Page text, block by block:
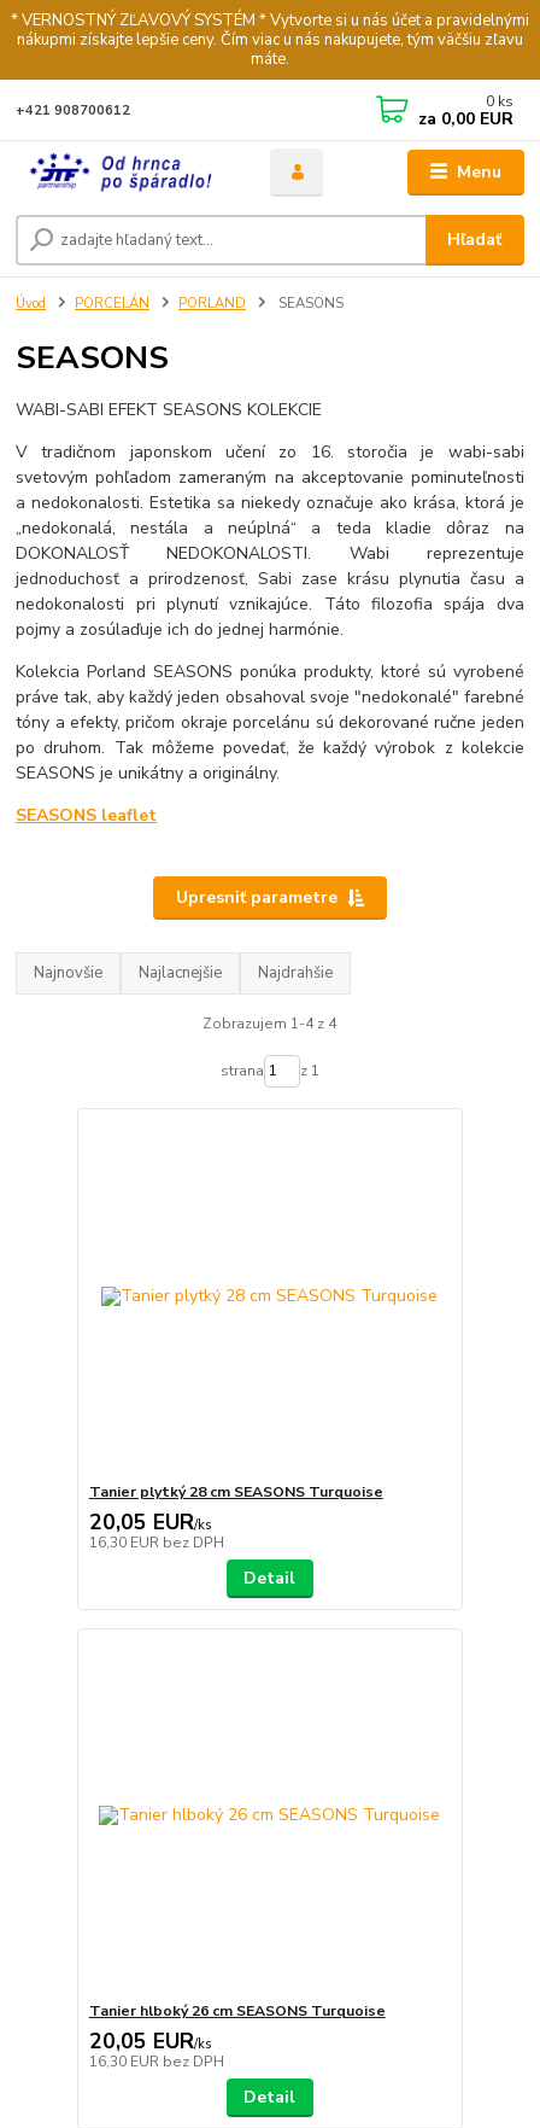
* VERNOSTNÝ ZĽAVOVÝ SYSTÉM * Vytvorte si u nás účet a pravidelnými
nákupmi získajte lepšie ceny. Čím viac u nás nakupujete, tým väčšiu zľavu
máte.
Menu
Hľadať
+421 908700612 0 ks
za 0,00 EUR
Úvod PORCELÁN PORLAND SEASONS
SEASONS
WABI-SABI EFEKT SEASONS KOLEKCIE
V tradičnom japonskom učení zo 16. storočia je wabi-sabi
svetovým pohľadom zameraným na akceptovanie pominuteľnosti
a nedokonalosti. Estetika sa niekedy označuje ako krása, ktorá je
„nedokonalá, nestála a neúplná“ a teda kladie dôraz na
DOKONALOSŤ NEDOKONALOSTI. Wabi reprezentuje
jednoduchosť a prirodzenosť, Sabi zase krásu plynutia času a
nedokonalosti pri plynutí vznikajúce. Táto filozofia spája dva
pojmy a zosúlaďuje ich do jednej harmónie.
Kolekcia Porland SEASONS ponúka produkty, ktoré sú vyrobené
práve tak, aby každý jeden obsahoval svoje "nedokonalé" farebné
tóny a efekty, pričom okraje porcelánu sú dekorované ručne jeden
po druhom. Tak môžeme povedať, že každý výrobok z kolekcie
SEASONS je unikátny a originálny.
SEASONS leaflet
Upresniť parametre
Najnovšie Najlacnejšie Najdrahšie
Zobrazujem 1-4 z 4
strana z 1
Tanier plytký 28 cm SEASONS Turquoise
20,05 EUR/ks
16,30 EUR bez DPH
Detail
Tanier hlboký 26 cm SEASONS Turquoise
20,05 EUR/ks
16,30 EUR bez DPH
Detail